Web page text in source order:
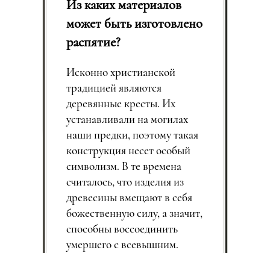
Из каких материалов
может быть изготовлено
распятие?
Исконно христианской
традицией являются
деревянные кресты. Их
устанавливали на могилах
наши предки, поэтому такая
конструкция несет особый
символизм. В те времена
считалось, что изделия из
древесины вмещают в себя
божественную силу, а значит,
способны воссоединить
умершего с всевышним.